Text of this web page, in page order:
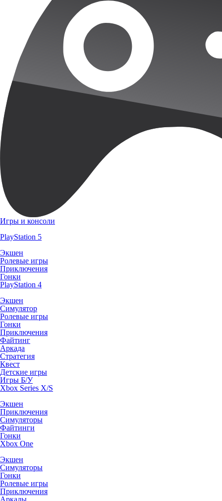
Игры и консоли
PlayStation 5
Экшен
Ролевые игры
Приключения
Гонки
PlayStation 4
Экшен
Симулятор
Ролевые игры
Гонки
Приключения
Файтинг
Аркада
Стратегия
Квест
Детские игры
Игры Б/У
Xbox Series X/S
Экшен
Приключения
Симуляторы
Файтинги
Гонки
Xbox One
Экшен
Симуляторы
Гонки
Ролевые игры
Приключения
Аркады